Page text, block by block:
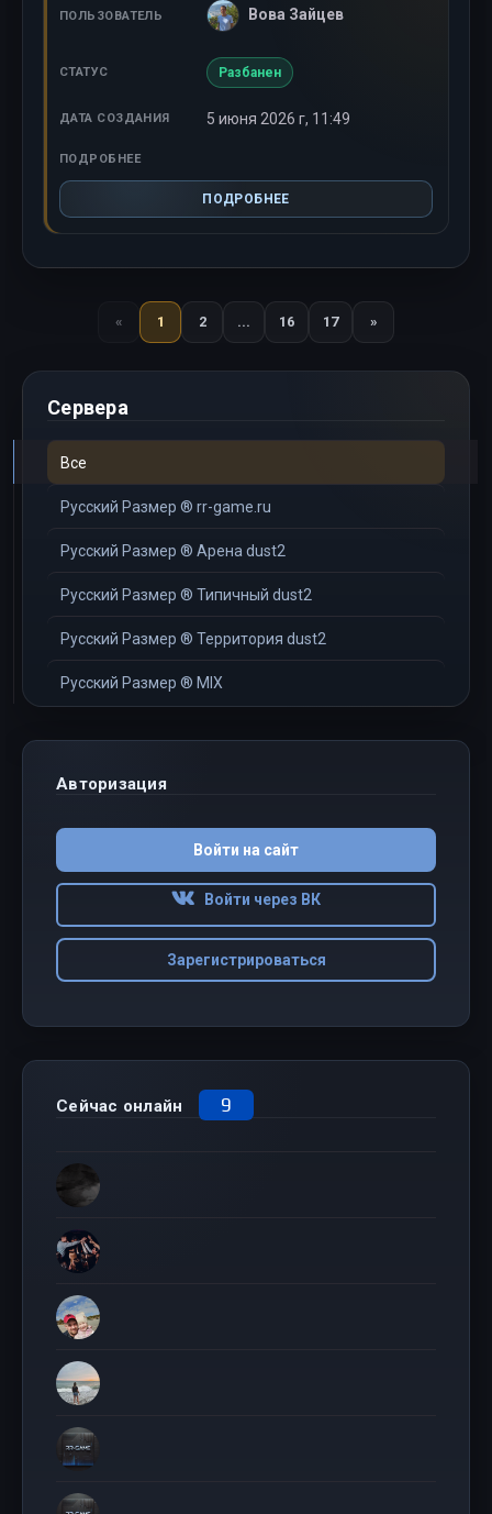
Сервера
Все
Русский Размер ® rr-game.ru
Русский Размер ® Арена dust2
Русский Размер ® Типичный dust2
Русский Размер ® Территория dust2
Русский Размер ® MIX
Авторизация
Войти на сайт
Войти через ВК
Зарегистрироваться
Сейчас онлайн 9
Вова Зайцев
Разбанен
5 июня 2026 г, 11:49
ПОДРОБНЕЕ
«Назад1 2 ... 16 17 »Вперед